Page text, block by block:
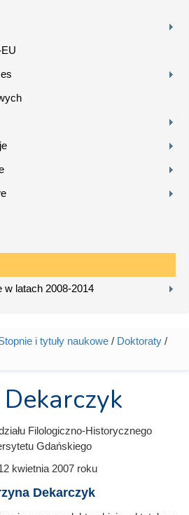
w latach 2008-2014
i tytuły naukowe / Doktoraty /
Filologiczno-Historycznego
Gdańskiego
kwietnia 2007roku
Dekarczyk